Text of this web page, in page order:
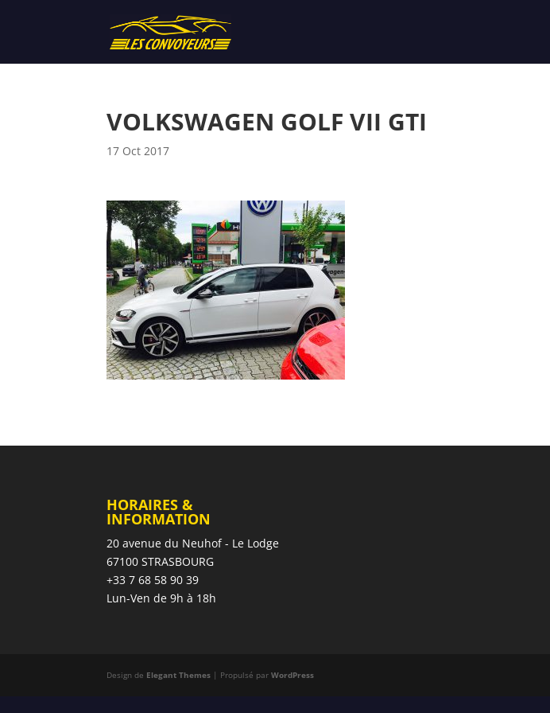
VOLKSWAGEN GOLF VII GTI
17 Oct 2017
HORAIRES &
INFORMATION
20 avenue du Neuhof - Le Lodge
67100 STRASBOURG
+33 7 68 58 90 39
Lun-Ven de 9h à 18h
Design de Elegant Themes | Propulsé parWordPress